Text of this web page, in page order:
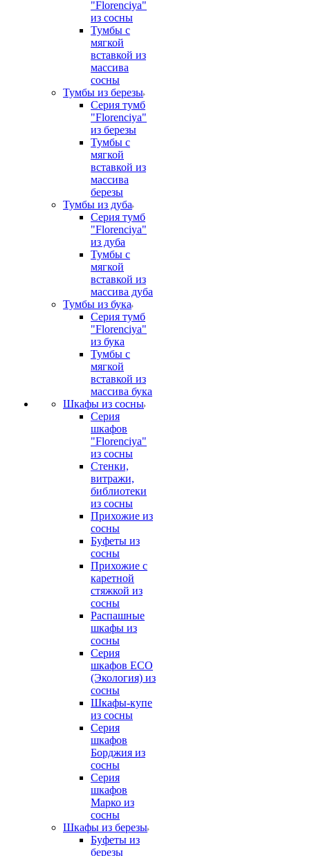
"Florenciya"
из сосны
Тумбы с
мягкой
вставкой из
массива
сосны
Тумбы из березы
Серия тумб
"Florenciya"
из березы
Тумбы с
мягкой
вставкой из
массива
березы
Тумбы из дуба
Серия тумб
"Florenciya"
из дуба
Тумбы с
мягкой
вставкой из
массива дуба
Тумбы из бука
Серия тумб
"Florenciya"
из бука
Тумбы с
мягкой
вставкой из
массива бука
Шкафы из сосны
Серия
шкафов
"Florenciya"
из сосны
Стенки,
витражи,
библиотеки
из сосны
Прихожие из
сосны
Буфеты из
сосны
Прихожие с
каретной
стяжкой из
сосны
Распашные
шкафы из
сосны
Серия
шкафов ECO
(Экология) из
сосны
Шкафы-купе
из сосны
Серия
шкафов
Борджия из
сосны
Серия
шкафов
Марко из
сосны
Шкафы из березы
Буфеты из
березы